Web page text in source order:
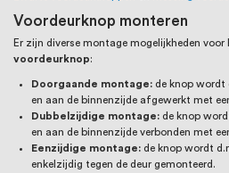
direct uit voorraad
tevens een eigen
RVS op maat
jouw specifieke
oprichting staat
Voordeurknop monteren
Er zijn diverse montage mogelijkheden voor
voordeurknop:
Doorgaande montage: de knop wordt
en aan de binnenzijde afgewerkt met
Dubbelzijdige montage: de knop
en aan de binnenzijde verbonden met
Eenzijdige montage: de knop wordt
enkelzijdig tegen de deur gemonteerd.